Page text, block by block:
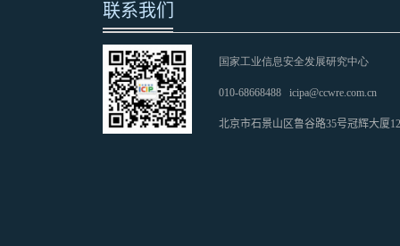
联系我们
国家工业信息安全发展研究中心
010-68668488 icipa@ccwre.com.cn
北京市石景山区鲁谷路35号冠辉大厦